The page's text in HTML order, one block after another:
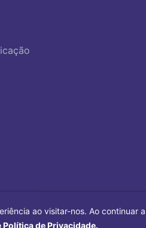
ao visitar-nos. Ao continuar
de Privacidade.